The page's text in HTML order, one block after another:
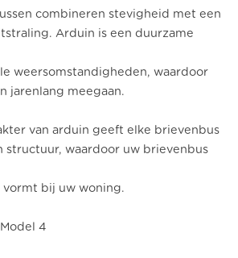
combineren stevigheid met een
Arduin is een duurzame
weersomstandigheden, waardoor
jarenlang meegaan.
van arduin geeft elke brievenbus
structuur, waardoor uw brievenbus
vormt bij uw woning.
4